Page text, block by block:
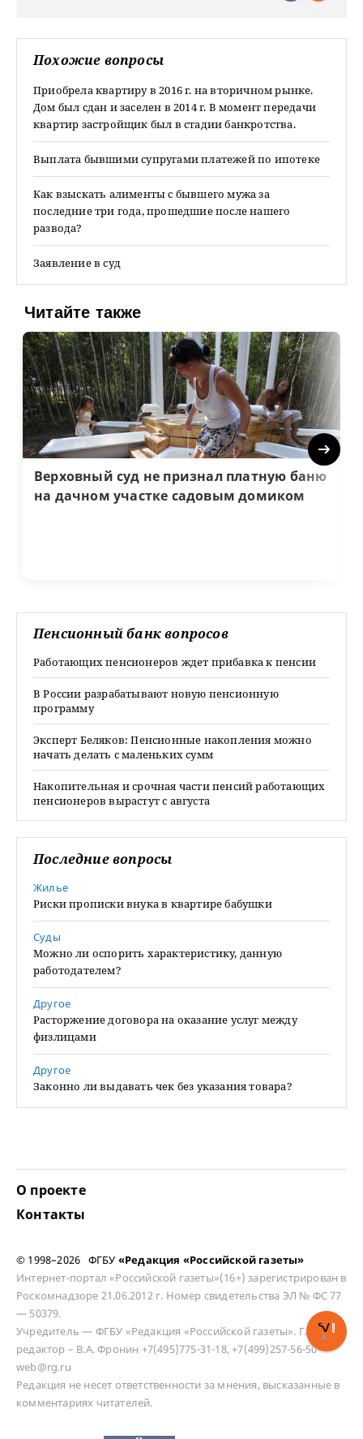
Похожие вопросы
Приобрела квартиру в 2016 г. на вторичном рынке.
Дом был сдан и заселен в 2014 г. В момент передачи
квартир застройщик был в стадии банкротства.
Выплата бывшими супругами платежей по ипотеке
Как взыскать алименты с бывшего мужа за
последние три года, прошедшие после нашего
развода?
Заявление в суд
Читайте также
Верховный суд не признал платную баню
на дачном участке садовым домиком
Next
Пенсионный банк вопросов
Работающих пенсионеров ждет прибавка к пенсии
В России разрабатывают новую пенсионную
программу
Эксперт Беляков: Пенсионные накопления можно
начать делать с маленьких сумм
Накопительная и срочная части пенсий работающих
пенсионеров вырастут с августа
Последние вопросы
Жилье
Риски прописки внука в квартире бабушки
Суды
Можно ли оспорить характеристику, данную
работодателем?
Другое
Расторжение договора на оказание услуг между
физлицами
Другое
Законно ли выдавать чек без указания товара?
О проекте
Контакты
© 1998–2026 ФГБУ «Редакция «Российской газеты»
Интернет-портал «Российской газеты»(16+) зарегистрирован в
Роскомнадзоре 21.06.2012 г. Номер свидетельства ЭЛ № ФС 77
— 50379.
Учредитель — ФГБУ «Редакция «Российской газеты». Главный
редактор – В.А. Фронин +7(495)775-31-18, +7(499)257-56-50
web@rg.ru
Редакция не несет ответственности за мнения, высказанные в
комментариях читателей.